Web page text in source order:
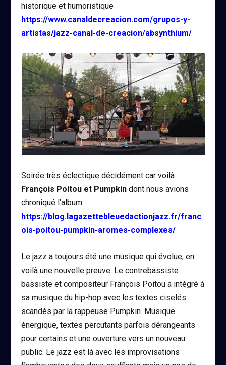
historique et humoristique
https://www.canaldecreacion.com/grupos-y-
artistas/jazz-canal-de-creacion/absynthium/
Soirée très éclectique décidément car voilà
François Poitou et Pumpkin dont nous avions
chroniqué l’album
https://blog.lagazettebleuedactionjazz.fr/franc
ois-poitou-pumpkin-aromes-complexes/
Le jazz a toujours été une musique qui évolue, en
voilà une nouvelle preuve. Le contrebassiste
bassiste et compositeur François Poitou a intégré à
sa musique du hip-hop avec les textes ciselés
scandés par la rappeuse Pumpkin. Musique
énergique, textes percutants parfois dérangeants
pour certains et une ouverture vers un nouveau
public. Le jazz est là avec les improvisations